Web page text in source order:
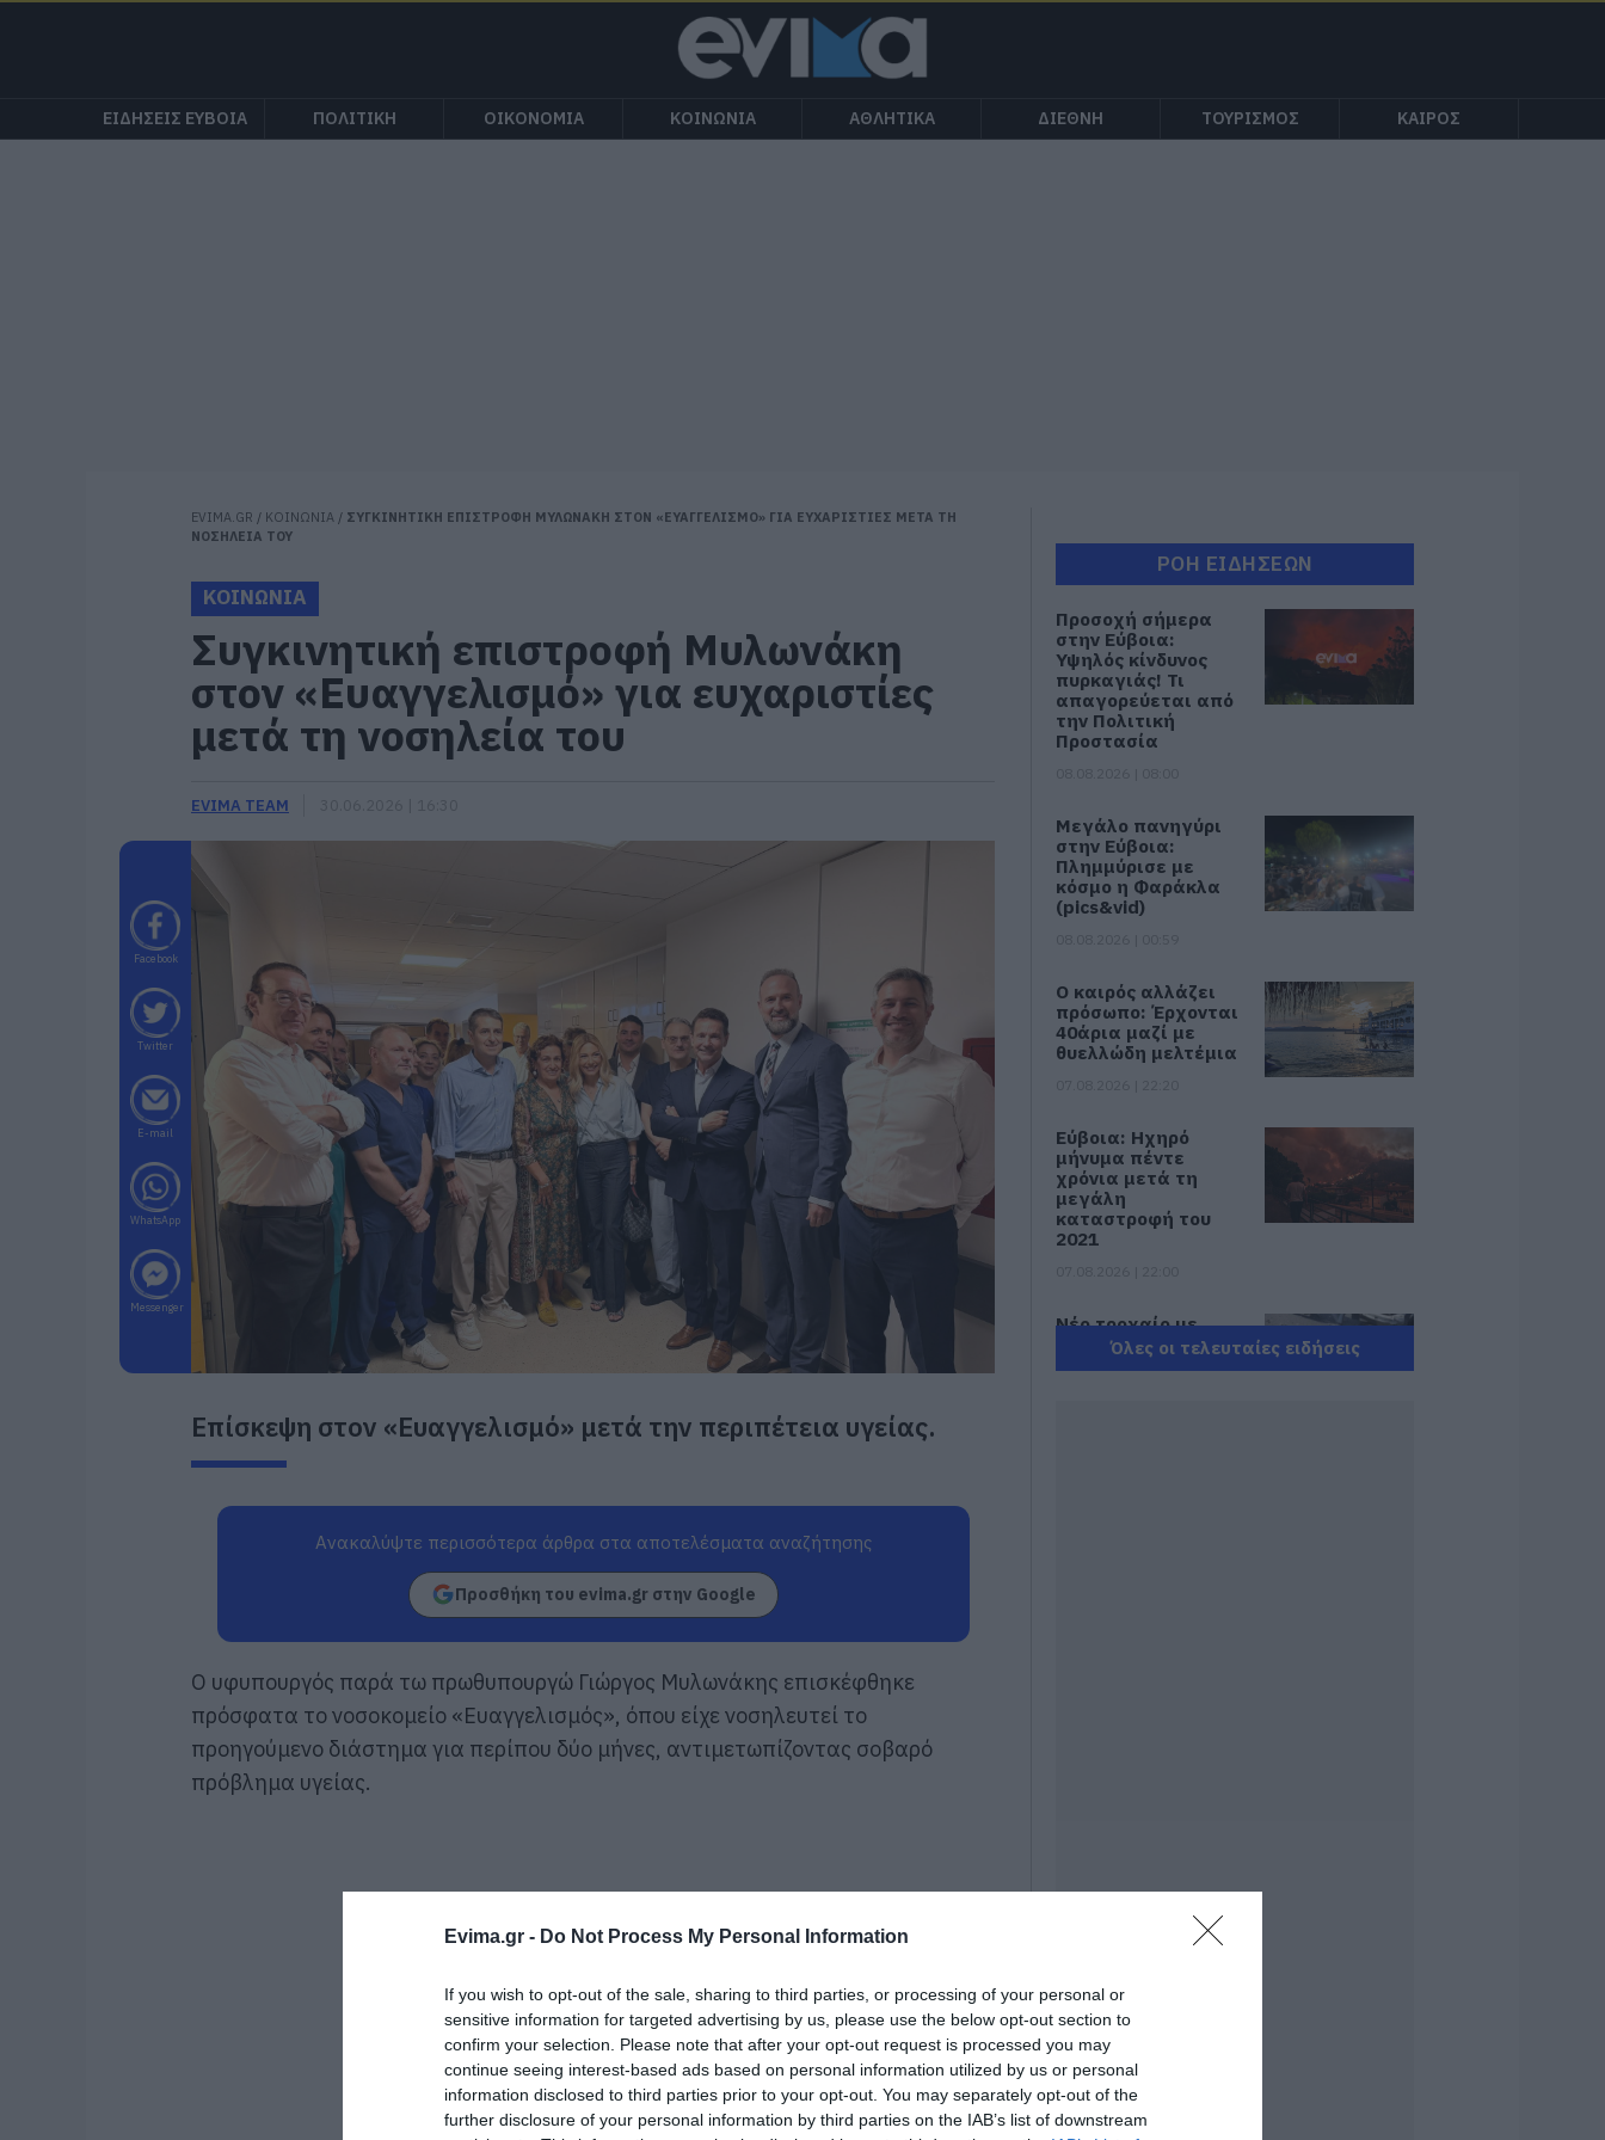
Evima.gr - Do Not Process My Personal Information
If you wish to opt-out of the sale, sharing to third parties, or processing of your personal or
sensitive information for targeted advertising by us, please use the below opt-out section to
confirm your selection. Please note that after your opt-out request is processed you may
continue seeing interest-based ads based on personal information utilized by us or personal
information disclosed to third parties prior to your opt-out. You may separately opt-out of the
further disclosure of your personal information by third parties on the IAB’s list of downstream
ΕΙΔΗΣΕΙΣ ΕΥΒΟΙΑ ΠΟΛΙΤΙΚΗ ΟΙΚΟΝΟΜΙΑ ΚΟΙΝΩΝΙΑ ΑΘΛΗΤΙΚΑ ΔΙΕΘΝΗ ΤΟΥΡΙΣΜΟΣ ΚΑΙΡΟΣ
EVIMA.GR / ΚΟΙΝΩΝΙΑ / ΣΥΓΚΙΝΗΤΙΚΗ ΕΠΙΣΤΡΟΦΗ ΜΥΛΩΝΑΚΗ ΣΤΟΝ «ΕΥΑΓΓΕΛΙΣΜΟ» ΓΙΑ ΕΥΧΑΡΙΣΤΙΕΣ ΜΕΤΑ ΤΗ
ΝΟΣΗΛΕΙΑ ΤΟΥ
ΚΟΙΝΩΝΙΑ
Συγκινητική επιστροφή Μυλωνάκη
στον «Ευαγγελισμό» για ευχαριστίες
μετά τη νοσηλεία του
EVIMA TEAM
Facebook
Twitter
E-mail
WhatsApp
Messenger
Επίσκεψη στον «Ευαγγελισμό» μετά την περιπέτεια υγείας.
Ανακαλύψτε περισσότερα άρθρα στα αποτελέσματα αναζήτησης
Προσθήκη του evima.gr στην Google
Ο υφυπουργός παρά τω πρωθυπουργώ Γιώργος Μυλωνάκης επισκέφθηκε
πρόσφατα το νοσοκομείο «Ευαγγελισμός», όπου είχε νοσηλευτεί το
προηγούμενο διάστημα για περίπου δύο μήνες, αντιμετωπίζοντας σοβαρό
πρόβλημα υγείας.
ΡΟΗ ΕΙΔΗΣΕΩΝ
Προσοχή σήμερα
στην Εύβοια:
Υψηλός κίνδυνος
πυρκαγιάς! Τι
απαγορεύεται από
την Πολιτική
Προστασία
Μεγάλο πανηγύρι
στην Εύβοια:
Πλημμύρισε με
κόσμο η Φαράκλα
(pics&vid)
Ο καιρός αλλάζει
πρόσωπο: Έρχονται
40άρια μαζί με
θυελλώδη μελτέμια
Εύβοια: Ηχηρό
μήνυμα πέντε
χρόνια μετά τη
μεγάλη
καταστροφή του
2021
Νέο τροχαίο με
υλικές ζημιές
07.08.2026 | 21:40
07.08.2026 | 20:40
Ποιοι και γιατί θα
σύνταξη τον
Αύγουστο
07.08.2026 | 20:20
Δείτε τι έκανε
Δήμος της Εύβοιας
για τις φωτιές
Όλες οι τελευταίες ειδήσεις